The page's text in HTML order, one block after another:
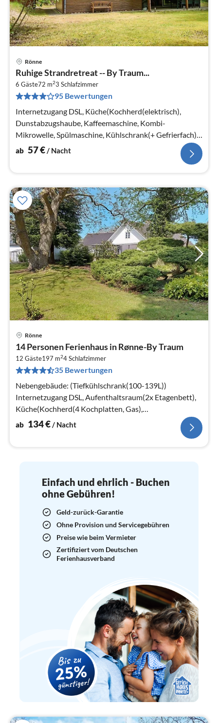
Rönne
Ruhige Strandretreat -- By Traum...
6 Gäste72 m23 Schlafzimmer
95 Bewertungen
Internetzugang DSL, Küche(Kochherd(elektrisch),
Dunstabzugshaube, Kaffeemaschine, Kombi-
Mikrowelle, Spülmaschine, Kühlschrank(+ Gefrierfach)),
Wohn-/Schlafzimmer(22 m2)
ab 57€/ Nacht
Rönne
14 Personen Ferienhaus in Rønne-By Traum
12 Gäste197 m24Schlafzimmer
35 Bewertungen
Nebengebäude: (Tiefkühlschrank(100-139L))
Internetzugang DSL, Aufenthaltsraum(2x Etagenbett),
Küche(Kochherd(4 Kochplatten, Gas),
Kochherd(Induktion)
ab 134€/ Nacht
Einfach und ehrlich - Buchen
ohne Gebühren!
Geld-zurück-Garantie
Ohne Provision und Servicegebühren
Preise wie beim Vermieter
Zertifiziert vom Deutschen
Ferienhausverband